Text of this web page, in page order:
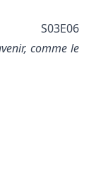
S03E06
comme le